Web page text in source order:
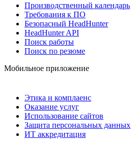
Производственный календарь
Требования к ПО
Безопасный HeadHunter
HeadHunter API
Поиск работы
Поиск по резюме
Мобильное приложение
Этика и комплаенс
Оказание услуг
Использование сайтов
Защита персональных данных
ИТ аккредитация